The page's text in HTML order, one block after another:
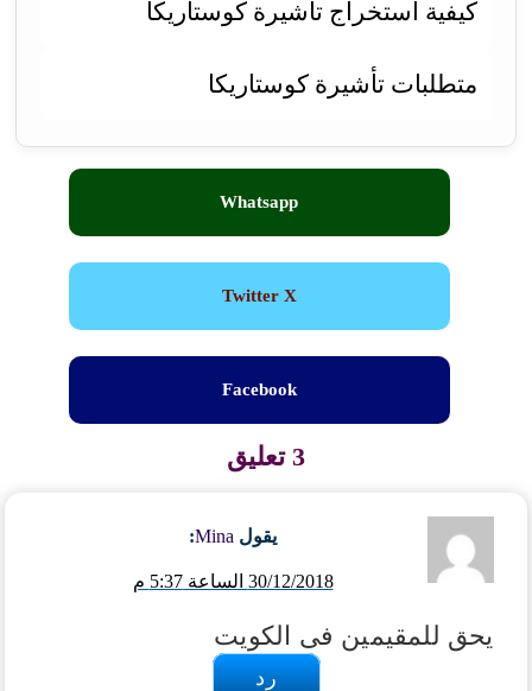
كيفية استخراج تأشيرة كوستاريكا
متطلبات تأشيرة كوستاريكا
Whatsapp
Twitter X
Facebook
3 تعليق
يقول Mina
:
30/12/2018 الساعة 5:37 م
يحق للمقيمين فى الكويت
رد